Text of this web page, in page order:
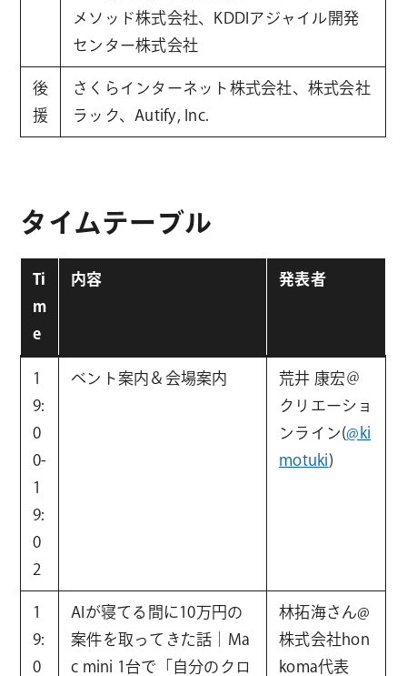
メソッド株式会社、KDDIアジャイル開発
センター株式会社
後
援
さくらインターネット株式会社、株式会社
ラック、Autify, Inc.
タイムテーブル
Ti
m
e
内容 発表者
1
9:
0
0-
1
9:
0
2
ベント案内＆会場案内
荒井 康宏＠
クリエーショ
ンライン(@ki
motuki)
1
9:
0
AIが寝てる間に10万円の
案件を取ってきた話｜Ma
c mini 1台で「自分のクロ
林拓海さん@
株式会社hon
koma代表